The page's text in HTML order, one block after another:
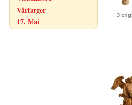
Vårfarger
17. Mai
3